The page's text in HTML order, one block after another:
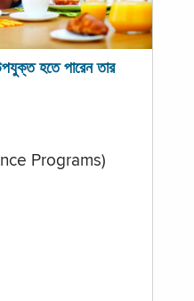
হতে পারেন তার
Programs)